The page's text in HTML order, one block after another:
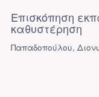
Επισκόπηση
καθυστέρηση
Παπαδοπούλου,